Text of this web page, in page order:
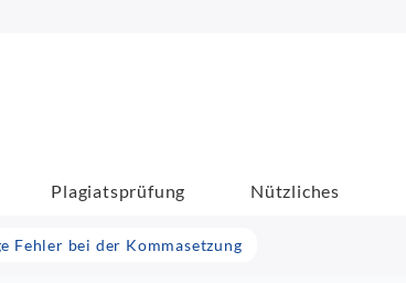
Plagiatsprüfung Nützliches
Fehler bei der Kommasetzung